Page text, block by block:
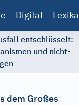
Digital Lexika
entschlüsselt:
und nicht-
dem Großes